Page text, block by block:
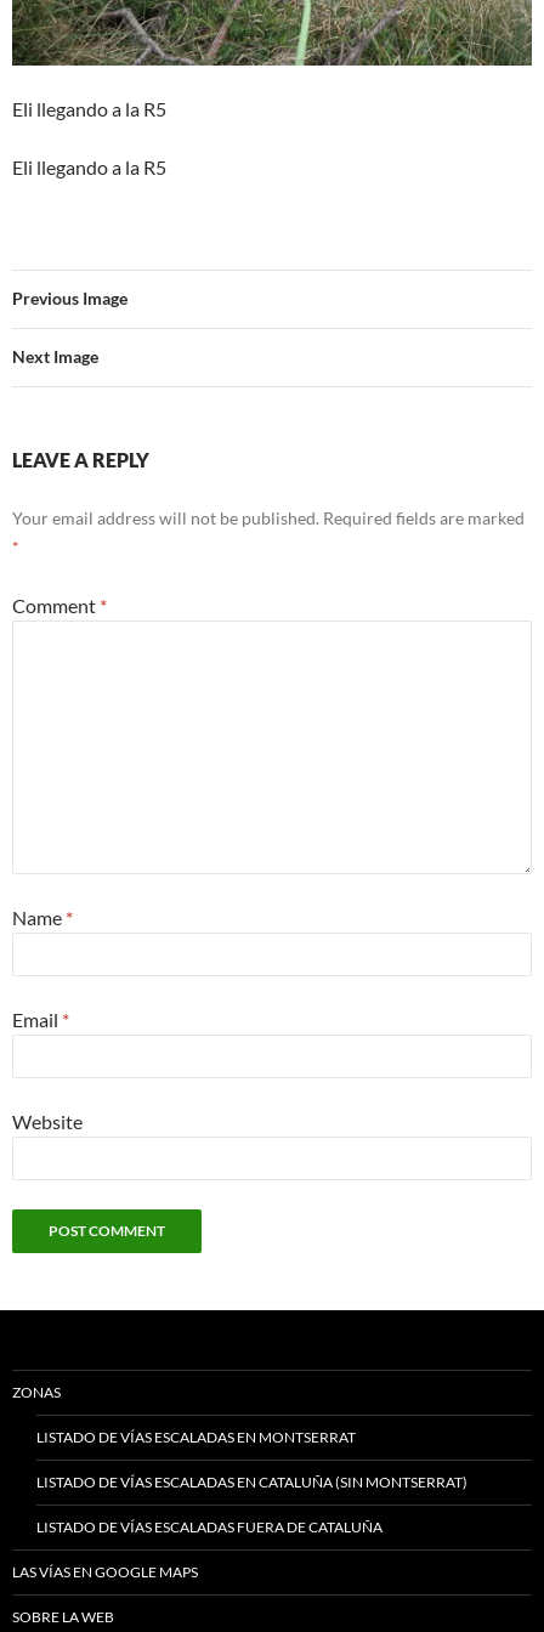
Eli llegando a la R5
Eli llegando a la R5
Previous Image
Next Image
LEAVE A REPLY
Your email address will not be published. Required fields are marked
*
Comment *
Name *
Email *
Website
ZONAS
LISTADO DE VÍAS ESCALADAS EN MONTSERRAT
LISTADO DE VÍAS ESCALADAS EN CATALUÑA (SIN MONTSERRAT)
LISTADO DE VÍAS ESCALADAS FUERA DE CATALUÑA
LAS VÍAS EN GOOGLE MAPS
SOBRE LA WEB